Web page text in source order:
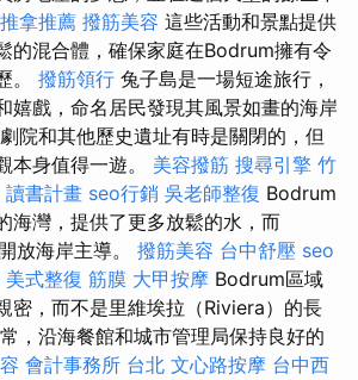
拿推薦 撥筋美容 這些活動和景點提供
的混合體，確保家庭在Bodrum擁有令
。 撥筋領行 兔子島是一場短途旅行，
嬉戲，命名居民發現其風景如畫的海岸
院和其他歷史遺址有時是關閉的，但
本身值得一遊。 美容撥筋 搜尋引擎 竹
讀書計畫 seo行銷 吳老師整復 Bodrum
海灣，提供了更多放鬆的水，而
放海岸主導。 撥筋美容 台中舒壓 seo
美式整復 筋膜 大甲按摩 Bodrum區域
密，而不是里維埃拉（Riviera）的長
，沿海餐館和城市管理局保持良好的
會計事務所 台北 文心路按摩 台中西